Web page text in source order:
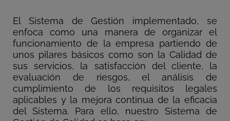
El Sistema de Gestión implementado, se
enfoca como una manera de organizar el
funcionamiento de la empresa partiendo de
unos pilares básicos como son la Calidad de
sus servicios, la satisfacción del cliente, la
evaluación de riesgos, el análisis de
cumplimiento de los requisitos legales
aplicables y la mejora continua de la eficacia
del Sistema. Para ello, nuestro Sistema de